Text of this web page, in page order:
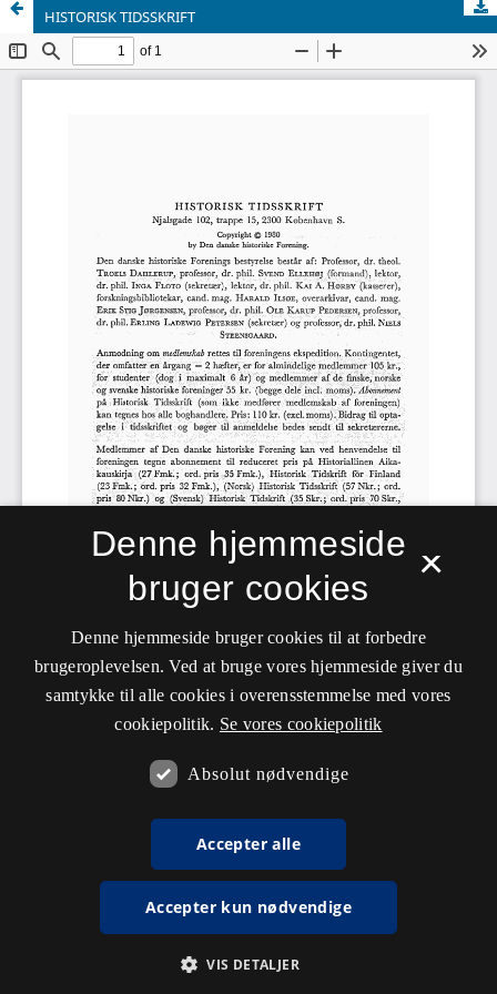
HISTORISK TIDSSKRIFT
×
Denne hjemmeside
bruger cookies
Denne hjemmeside bruger cookies til at forbedre
brugeroplevelsen. Ved at bruge vores hjemmeside giver du
samtykke til alle cookies i overensstemmelse med vores
cookiepolitik. Se vores cookiepolitik
Absolut nødvendige
Accepter alle
Accepter kun nødvendige
VIS DETALJER